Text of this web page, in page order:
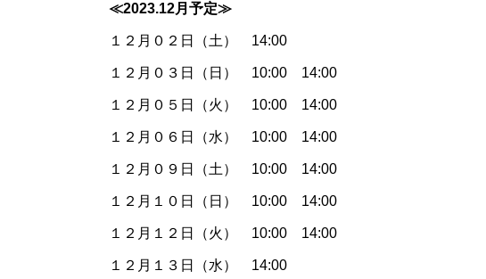
≪2023.12月予定≫
１２月０２日（土） 14:00
１２月０３日（日） 10:00 14:00
１２月０５日（火） 10:00 14:00
１２月０６日（水） 10:00 14:00
１２月０９日（土） 10:00 14:00
１２月１０日（日） 10:00 14:00
１２月１２日（火） 10:00 14:00
１２月１３日（水） 14:00